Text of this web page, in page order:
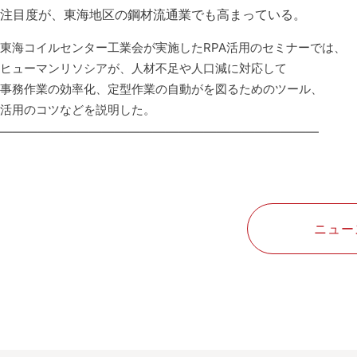
注目度が、東海地区の鋼材流通業でも高まっている。
東海コイルセンター工業会が実施したRPA活用のセミナーでは、
ヒューマンリソシアが、人材不足や人口減に対応して
事務作業の効率化、定型作業の自動がを図るためのツール、
活用のコツなどを説明した。
—————————————————————————
ニュ